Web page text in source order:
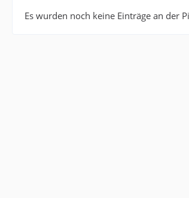
Es wurden noch keine Einträge an der